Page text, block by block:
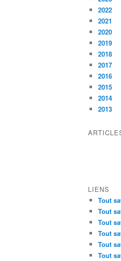
2022
2021
2020
2019
2018
2017
2016
2015
2014
2013
LIENS
Tout
Tout
Tout
Tout
Tout
Tout